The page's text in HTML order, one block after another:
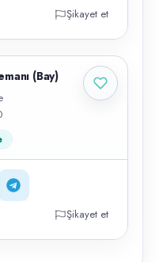
Şikayet et
(Bay)
Şikayet et